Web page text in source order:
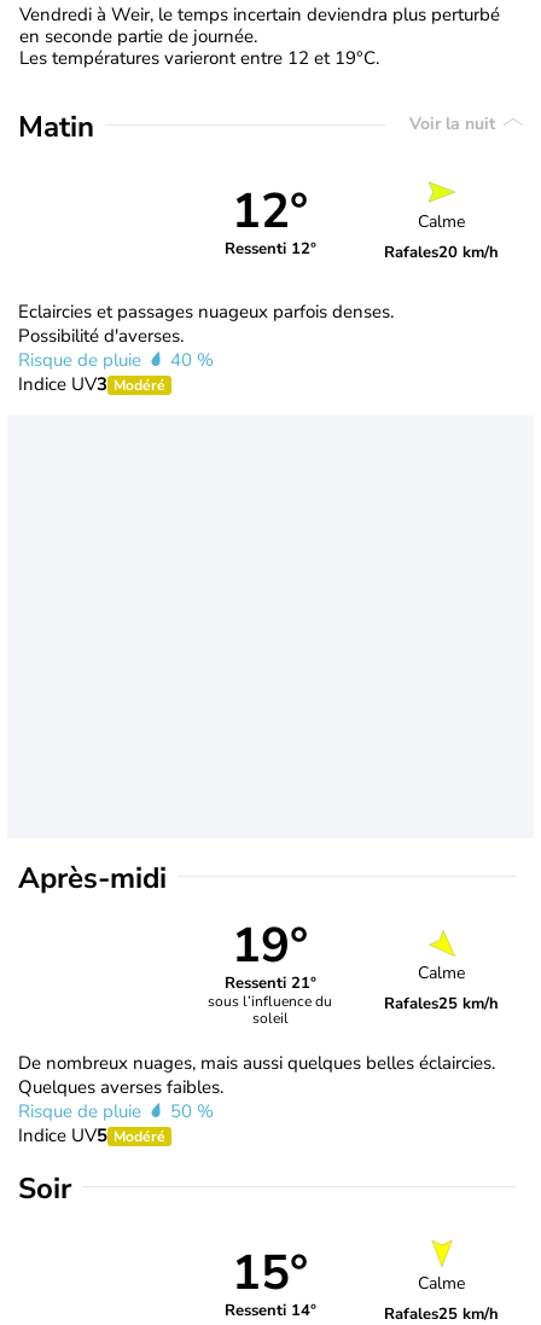
Vendredi à Weir, le temps incertain deviendra plus perturbé
en seconde partie de journée.
Les températures varieront entre 12 et 19°C.
Matin Voir la nuit
12°
Ressenti 12°
Calme
Rafales20 km/h
Eclaircies et passages nuageux parfois denses.
Possibilité d'averses.
Risque de pluie
40 %
Indice UV3 Modéré
Après-midi
19°
Ressenti 21°
sous l’influence du
soleil
Calme
Rafales25 km/h
De nombreux nuages, mais aussi quelques belles éclaircies.
Quelques averses faibles.
Risque de pluie
50 %
Indice UV5 Modéré
Soir
15°
Ressenti 14°
Calme
Rafales25 km/h